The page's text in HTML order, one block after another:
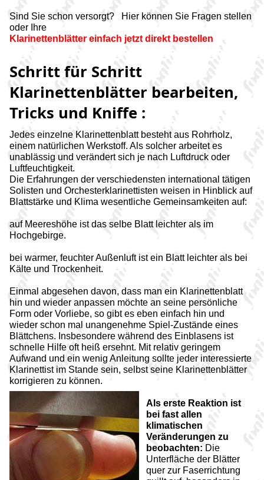
Sind Sie schon versorgt? Hier können Sie Fragen stellen
oder Ihre
Klarinettenblätter einfach jetzt direkt bestellen
Schritt für Schritt
Klarinettenblätter bearbeiten,
Tricks und Kniffe :
Jedes einzelne Klarinettenblatt besteht aus Rohrholz,
einem natürlichen Werkstoff. Als solcher arbeitet es
unablässig und verändert sich je nach Luftdruck oder
Luftfeuchtigkeit.
Die Erfahrungen der verschiedensten international tätigen
Solisten und Orchesterklarinettisten weisen in Hinblick auf
Blattstärke und Klima wesentliche Gemeinsamkeiten auf:
auf Meereshöhe ist das selbe Blatt leichter als im
Hochgebirge.
bei warmer, feuchter Außenluft ist ein Blatt leichter als bei
Kälte und Trockenheit.
Einmal abgesehen davon, dass man ein Klarinettenblatt
hin und wieder anpassen möchte an seine persönliche
Form oder Vorliebe, so gibt es eben einfach hin und
wieder schon mal unangenehme Spiel-Zustände eines
Blättchens. Insbesondere während des Einblasens ist
schnelle Hilfe oft heiß ersehnt. Mit relativ geringem
Aufwand und ein wenig Anleitung sollte jeder interessierte
Klarinettist im Stande sein, selbst seine Klarinettenblätter
korrigieren zu können.
Als erste Reaktion ist
bei fast allen
klimatischen
Veränderungen zu
beobachten: Die
Unterfläche der Blätter
quer zur Faserrichtung